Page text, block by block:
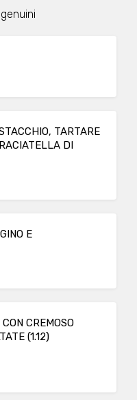
TARTARE
DI
E
CREMOSO
(1.12)